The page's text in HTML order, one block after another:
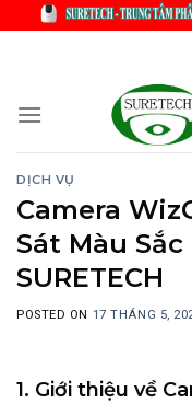
DỊCH VỤ
Camera
Sát Màu
SURETECH
POSTED ON 17 THÁNG 5,
1. Giới thiệu về